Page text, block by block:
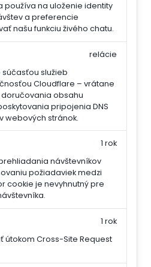
používa na uloženie identity
a preferencie
našu funkciu živého chatu.
služieb
Cloudflare – vrátane
obsahu
pripojenia DNS
webových stránok.
relácie
návštevníkov
požiadaviek medzi
cookie je nevyhnutný pre
1 rok
Cross-Site Request
1 rok